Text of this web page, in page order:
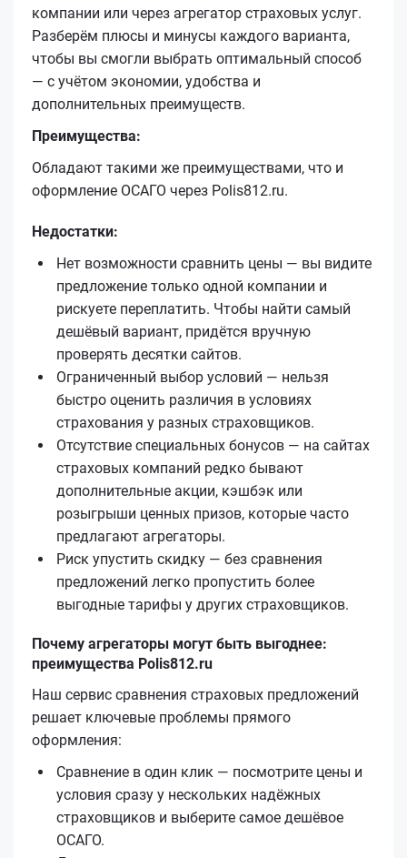
компании или через агрегатор страховых услуг.
Разберём плюсы и минусы каждого варианта,
чтобы вы смогли выбрать оптимальный способ
— с учётом экономии, удобства и
дополнительных преимуществ.
Преимущества:
Обладают такими же преимуществами, что и
оформление ОСАГО через Polis812.ru.
Недостатки:
Нет возможности сравнить цены — вы видите
предложение только одной компании и
рискуете переплатить. Чтобы найти самый
дешёвый вариант, придётся вручную
проверять десятки сайтов.
Ограниченный выбор условий — нельзя
быстро оценить различия в условиях
страхования у разных страховщиков.
Отсутствие специальных бонусов — на сайтах
страховых компаний редко бывают
дополнительные акции, кэшбэк или
розыгрыши ценных призов, которые часто
предлагают агрегаторы.
Риск упустить скидку — без сравнения
предложений легко пропустить более
выгодные тарифы у других страховщиков.
Почему агрегаторы могут быть выгоднее:
преимущества Polis812.ru
Наш сервис сравнения страховых предложений
решает ключевые проблемы прямого
оформления:
Сравнение в один клик — посмотрите цены и
условия сразу у нескольких надёжных
страховщиков и выберите самое дешёвое
ОСАГО.